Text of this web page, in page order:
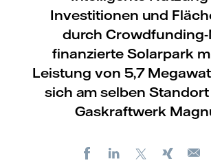
Investitionen und
durch
finanzierte Solarpark
Leistung von 5,7
sich am selben
Gaskraftwerk
FacebookLinkedIn Xing